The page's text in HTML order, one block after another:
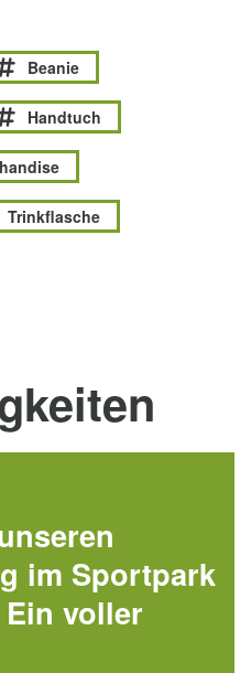
Beanie
Handtuch
Trinkflasche
im Sportpark
voller